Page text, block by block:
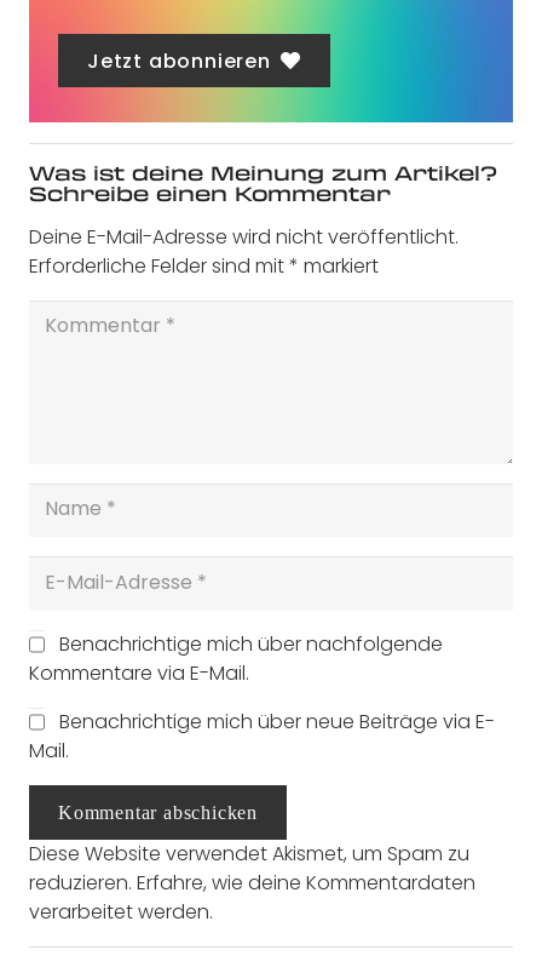
Jetzt abonnieren
Was ist deine Meinung zum Artikel?
Schreibe einen Kommentar
Deine E-Mail-Adresse wird nicht veröffentlicht.
Erforderliche Felder sind mit* markiert
Benachrichtige mich über nachfolgende
Kommentare via E-Mail.
Benachrichtige mich über neue Beiträge via E-
Mail.
Kommentar abschicken
Diese Website verwendet Akismet, um Spam zu
reduzieren. Erfahre, wie deine Kommentardaten
verarbeitet werden.